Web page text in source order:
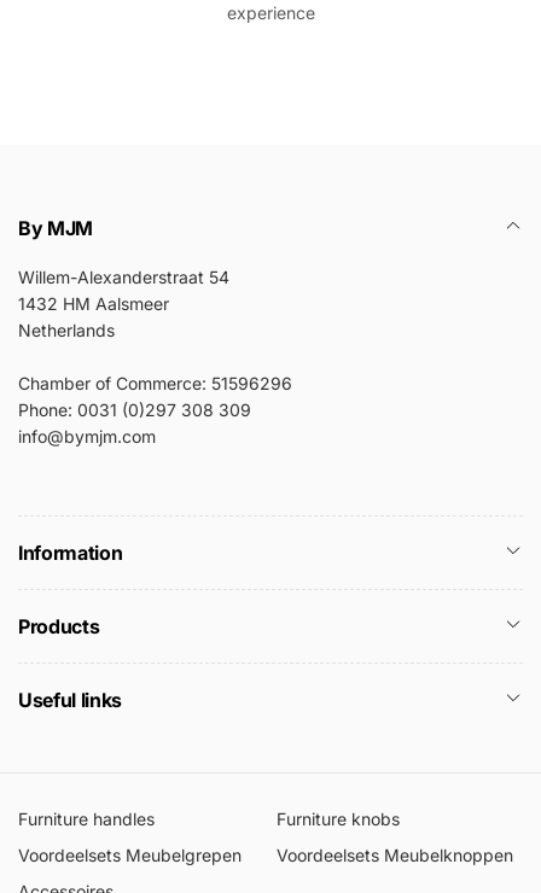
experience
By MJM
Willem-Alexanderstraat 54
1432 HM Aalsmeer
Netherlands
Chamber of Commerce: 51596296
Phone: 0031 (0)297 308 309
info@bymjm.com
Information
Products
Useful links
Furniture handles
Furniture knobs
Voordeelsets Meubelgrepen
Voordeelsets Meubelknoppen